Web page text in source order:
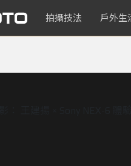
拍攝技法 戶外生